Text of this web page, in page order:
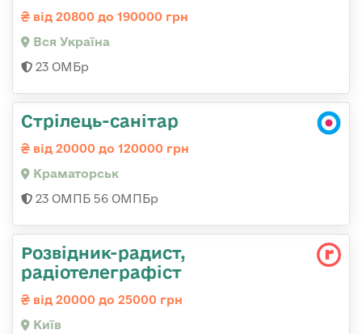
від 20800 до 190000 грн
Вся Україна
23 ОМБр
Стрілець-санітар
від 20000 до 120000 грн
Краматорськ
23 ОМПБ 56 ОМПБр
Розвідник-радист,
радіотелеграфіст
від 20000 до 25000 грн
Київ